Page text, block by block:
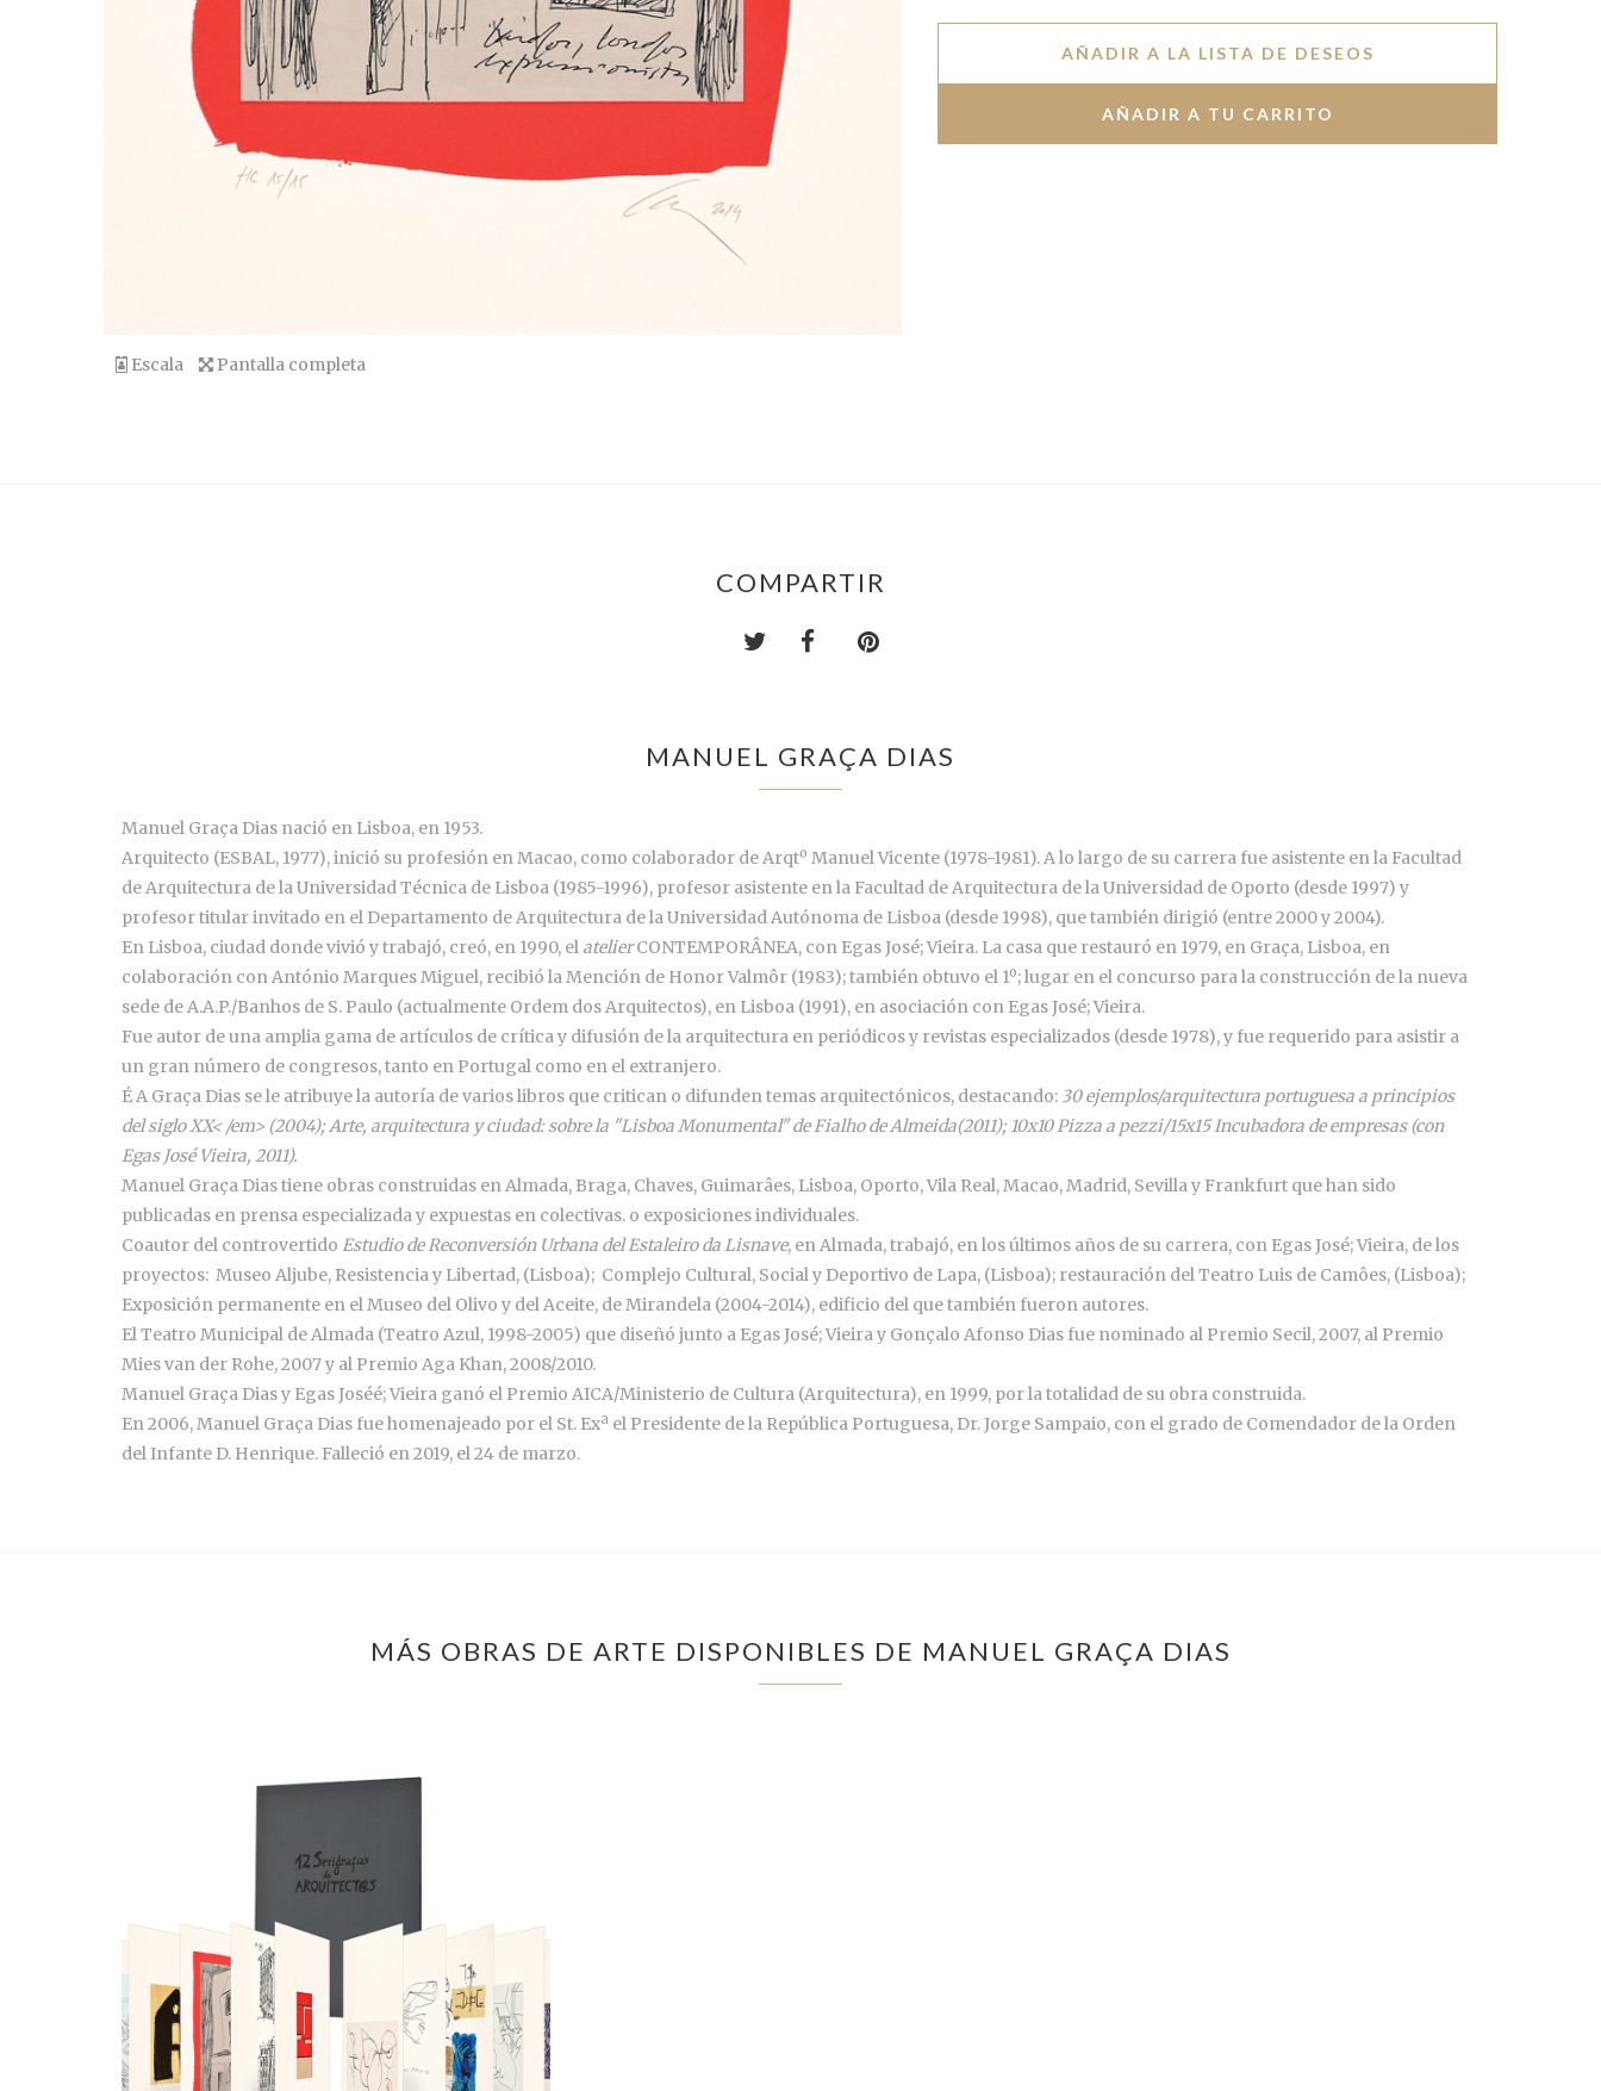
Escala Pantalla completa
AÑADIR A LA LISTA DE DESEOS
COMPARTIR
MANUEL GRAÇA DIAS
Manuel Graça Dias nació en Lisboa, en 1953.
Arquitecto (ESBAL, 1977), inició su profesión en Macao, como colaborador de Arqtº Manuel Vicente (1978-1981). A lo largo de su carrera fue asistente en la Facultad
de Arquitectura de la Universidad Técnica de Lisboa (1985-1996), profesor asistente en la Facultad de Arquitectura de la Universidad de Oporto (desde 1997) y
profesor titular invitado en el Departamento de Arquitectura de la Universidad Autónoma de Lisboa (desde 1998), que también dirigió (entre 2000 y 2004).
En Lisboa, ciudad donde vivió y trabajó, creó, en 1990, el atelierCONTEMPORÂNEA, con Egas José; Vieira. La casa que restauró en 1979, en Graça, Lisboa, en
colaboración con António Marques Miguel, recibió la Mención de Honor Valmôr (1983); también obtuvo el 1º; lugar en el concurso para la construcción de la nueva
sede de A.A.P./Banhos de S. Paulo (actualmente Ordem dos Arquitectos), en Lisboa (1991), en asociación con Egas José; Vieira.
Fue autor de una amplia gama de artículos de crítica y difusión de la arquitectura en periódicos y revistas especializados (desde 1978), y fue requerido para asistir a
un gran número de congresos, tanto en Portugal como en el extranjero.
É A Graça Dias se le atribuye la autoría de varios libros que critican o difunden temas arquitectónicos, destacando: 30 ejemplos/arquitectura portuguesa a principios
del siglo XX< /em> (2004);Arte, arquitectura y ciudad: sobre la "Lisboa Monumental" de Fialho de Almeida(2011);10x10 Pizza a pezzi/15x15 Incubadora de empresas(con
Egas José Vieira, 2011).
Manuel Graça Dias tiene obras construidas en Almada, Braga, Chaves, Guimarâes, Lisboa, Oporto, Vila Real, Macao, Madrid, Sevilla y Frankfurt que han sido
publicadas en prensa especializada y expuestas en colectivas. o exposiciones individuales.
Coautor del controvertido Estudio de Reconversión Urbana del Estaleiro da Lisnave, en Almada, trabajó, en los últimos años de su carrera, con Egas José; Vieira, de los
proyectos: Museo Aljube, Resistencia y Libertad, (Lisboa); Complejo Cultural, Social y Deportivo de Lapa, (Lisboa); restauración del Teatro Luis de Camôes, (Lisboa);
Exposición permanente en el Museo del Olivo y del Aceite, de Mirandela (2004-2014), edificio del que también fueron autores.
El Teatro Municipal de Almada (Teatro Azul, 1998-2005) que diseñó junto a Egas José; Vieira y Gonçalo Afonso Dias fue nominado al Premio Secil, 2007, al Premio
Mies van der Rohe, 2007 y al Premio Aga Khan, 2008/2010.
Manuel Graça Dias y Egas Joséé; Vieira ganó el Premio AICA/Ministerio de Cultura (Arquitectura), en 1999, por la totalidad de su obra construida.
En 2006, Manuel Graça Dias fue homenajeado por el St. Exª el Presidente de la República Portuguesa, Dr. Jorge Sampaio, con el grado de Comendador de la Orden
del Infante D. Henrique. Falleció en 2019, el 24 de marzo.
MÁS OBRAS DE ARTE DISPONIBLES DE MANUEL GRAÇA DIAS